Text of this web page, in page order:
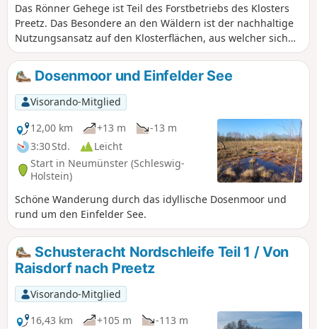
Das Rönner Gehege ist Teil des Forstbetriebs des Klosters
Preetz. Das Besondere an den Wäldern ist der nachhaltige
Nutzungsansatz auf den Klosterflächen, aus welcher sich
eine vielfältige Flora und Fauna mit vielen historischen
Waldstandorten entwickelt hat. Die Wälder setzen sich aus
80% Laub- und 20% Nadelhölzern, mit zahlreichen
Baumarten und gemischten Altersstrukturen, zusammen.
Ein besonderes Highlight befindet sich am Start der
Wanderung. Die Waldkapelle Neuwühren lädt zum kurzen
Innehalten ein.
Dosenmoor und Einfelder See
Visorando-Mitglied
12,00 km
+13 m
-13 m
3:30 Std.
Leicht
Start in Neumünster (Schleswig-
Holstein)
Schöne Wanderung durch das idyllische Dosenmoor und
rund um den Einfelder See.
Schusteracht Nordschleife Teil 1 / Von
Raisdorf nach Preetz
Visorando-Mitglied
16,43 km
+105 m
-113 m